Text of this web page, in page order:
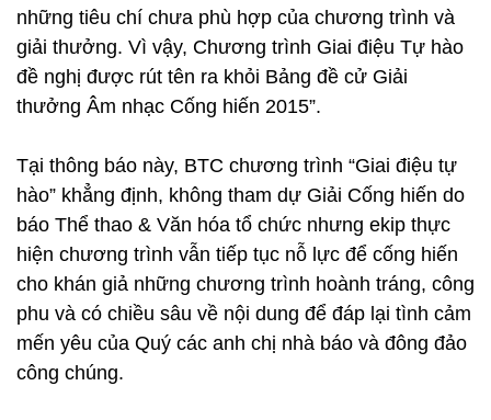
những tiêu chí chưa phù hợp của chương trình và
giải thưởng. Vì vậy, Chương trình Giai điệu Tự hào
đề nghị được rút tên ra khỏi Bảng đề cử Giải
thưởng Âm nhạc Cống hiến 2015”.
Tại thông báo này, BTC chương trình “Giai điệu tự
hào” khẳng định, không tham dự Giải Cống hiến do
báo Thể thao & Văn hóa tổ chức nhưng ekip thực
hiện chương trình vẫn tiếp tục nỗ lực để cống hiến
cho khán giả những chương trình hoành tráng, công
phu và có chiều sâu về nội dung để đáp lại tình cảm
mến yêu của Quý các anh chị nhà báo và đông đảo
công chúng.